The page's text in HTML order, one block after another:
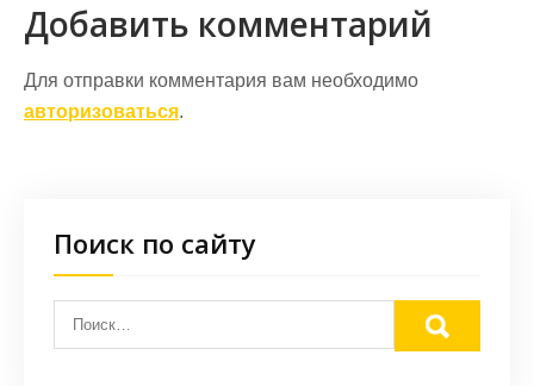
Добавить комментарий
Для отправки комментария вам необходимо
авторизоваться.
Поиск по сайту